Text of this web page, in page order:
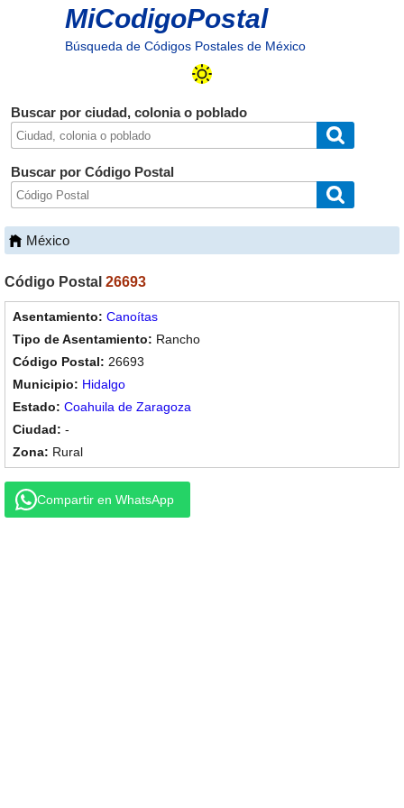
MiCodigoPostal
Búsqueda de Códigos Postales de México
Buscar por ciudad, colonia o poblado
Buscar por Código Postal
México
Código Postal 26693
Canoítas
Rancho
26693
Hidalgo
Coahuila de Zaragoza
-
Rural
Compartir en WhatsApp